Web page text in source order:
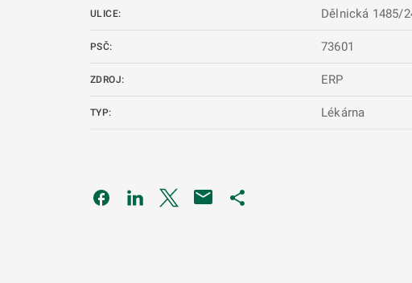
ULICE: Dělnická 1485/
PSČ: 73601
ZDROJ: ERP
TYP: Lékárna
Odkaz se otevře na nové kartě
Odkaz se otevře na nové kartě
Odkaz se otevře na nové kartě